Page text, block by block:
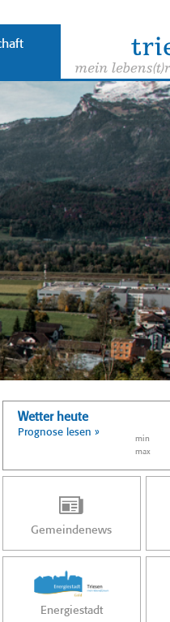
Wetter heute
Prognose lesen »
min
max
Gemeindenews
Energiestadt